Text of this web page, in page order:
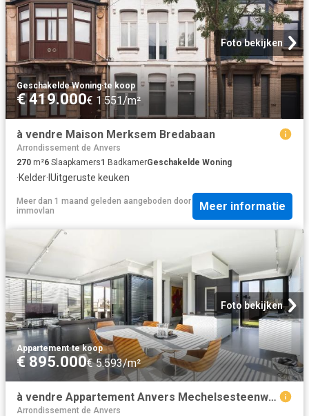
Foto bekijken
Geschakelde Woning·te koop
€ 419.000€ 1.551/m²
à vendre Maison Merksem Bredabaan
Arrondissement de Anvers
270 m²6 Slaapkamers1 BadkamerGeschakelde Woning
·Kelder· IUitgeruste keuken
Meer dan 1 maand geleden aangeboden door
immovlan
Meer informatie
Foto bekijken
Appartement·te koop
€ 895.000€ 5.593/m²
à vendre Appartement Anvers Mechelsesteenweg
Arrondissement de Anvers